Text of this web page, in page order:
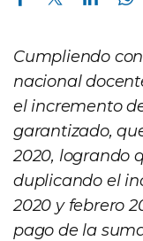
Cumpliendo
nacional
el incremento
garantizado,
2020, logrando
duplicando el
2020 y febrero
pago de la